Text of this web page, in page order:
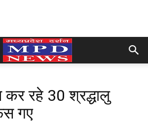
कर रहे 30 श्रद्धालु
गए